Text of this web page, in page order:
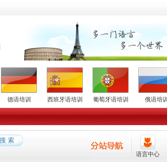
德语培训 西班牙语培训 葡萄牙语培训 俄语培训
语言中心